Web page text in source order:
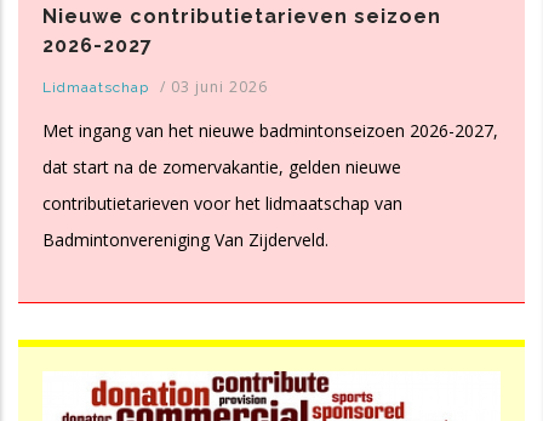
Nieuwe contributietarieven seizoen
2026-2027
Lidmaatschap / 03 juni 2026
Met ingang van het nieuwe badmintonseizoen 2026-2027,
dat start na de zomervakantie, gelden nieuwe
contributietarieven voor het lidmaatschap van
Badmintonvereniging Van Zijderveld.